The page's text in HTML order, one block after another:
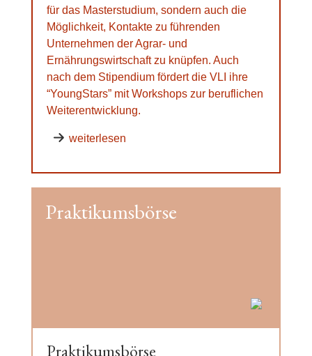
für das Masterstudium, sondern auch die
Möglichkeit, Kontakte zu führenden
Unternehmen der Agrar- und
Ernährungswirtschaft zu knüpfen. Auch
nach dem Stipendium fördert die VLI ihre
“YoungStars” mit Workshops zur beruflichen
Weiterentwicklung.
weiterlesen
Praktikumsbörse
Praktikumsbörse